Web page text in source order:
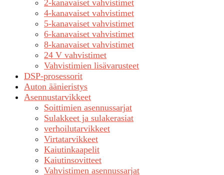
2-kanavaiset vahvistimet
4-kanavaiset vahvistimet
5-kanavaiset vahvistimet
6-kanavaiset vahvistimet
8-kanavaiset vahvistimet
24 V vahvistimet
Vahvistimien lisävarusteet
DSP-prosessorit
Auton äänieristys
Asennustarvikkeet
Soittimien asennussarjat
Sulakkeet ja sulakerasiat
verhoilutarvikkeet
Virtatarvikkeet
Kaiutinkaapelit
Kaiutinsovitteet
Vahvistimen asennussarjat